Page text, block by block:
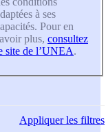
à ses
Pour en
plus, consultez
site de l’UNEA.
Appliquerles filtres